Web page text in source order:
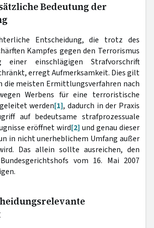
Bedeutung der
Entscheidung, die trotz des
Kampfes gegen den Terrorismus
einer einschlägigen Strafvorschrift
erregt Aufmerksamkeit. Dies gilt
die meisten Ermittlungsverfahren nach
Werbens für eine terroristische
werden[1], dadurch in der Praxis
auf bedeutsame strafprozessuale
eröffnet wird[2] und genau dieser
in nicht unerheblichem Umfang außer
Das allein sollte ausreichen, den
vom 16. Mai 2007